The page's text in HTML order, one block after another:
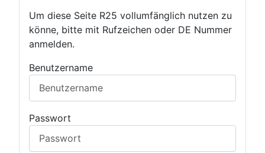
Um diese Seite R25 vollumfänglich nutzen zu
könne, bitte mit Rufzeichen oder DE Nummer
anmelden.
Benutzername
Passwort